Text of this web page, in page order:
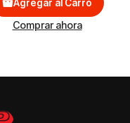
Agregar al Carro
Comprar ahora